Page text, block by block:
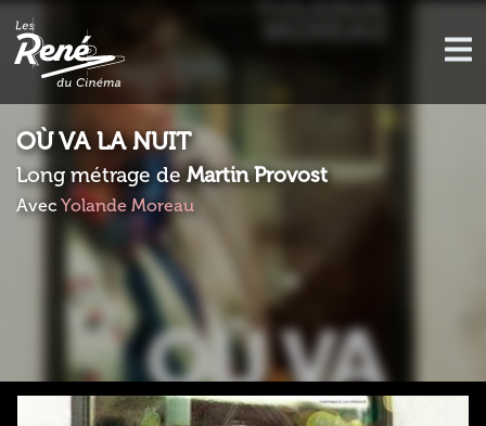
OÙ VA LA NUIT
Long métrage deMartin Provost
Avec Yolande Moreau